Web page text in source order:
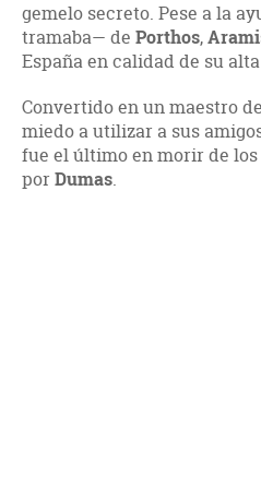
gemelo secreto. Pese a la
tramaba— de Porthos,
España en calidad de su
Convertido en un maestro
miedo a utilizar a sus
fue el último en morir de
por Dumas.